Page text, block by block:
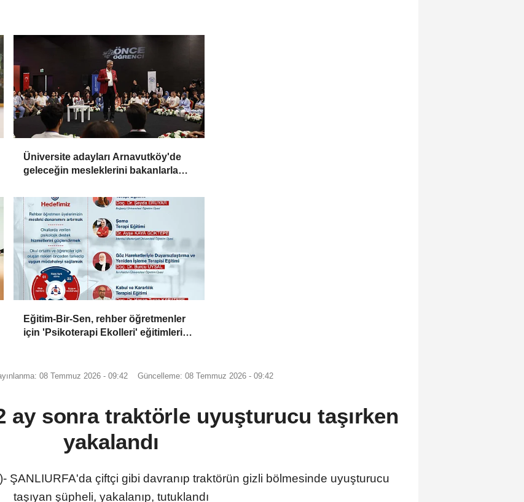
Üniversite adayları Arnavutköy'de
geleceğin mesleklerini bakanlarla
Eğitim-Bir-Sen, rehber öğretmenler
için 'Psikoterapi Ekolleri' eğitimlerini
08 Temmuz 2026 - 09:42 Güncelleme: 08 Temmuz 2026 - 09:42
ay sonra traktörle uyuşturucu taşırken
yakalandı
ŞANLIURFA'da çiftçi gibi davranıp traktörün gizli bölmesinde uyuşturucu
taşıyan şüpheli, yakalanıp, tutuklandı